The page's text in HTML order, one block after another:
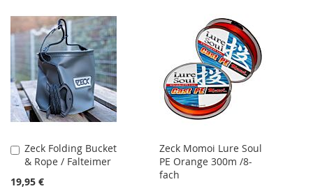
Zeck Folding Bucket
& Rope / Falteimer
19,95 €
In
den
Warenkorb
Zeck Momoi Lure Soul
PE Orange 300m /8-
fach